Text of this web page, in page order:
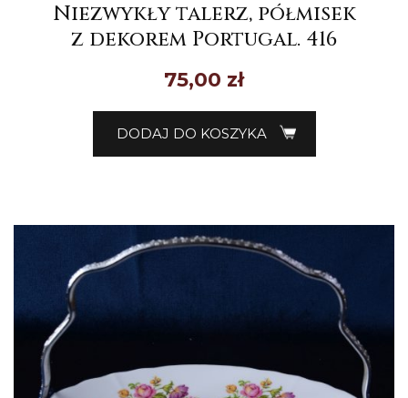
Niezwykły talerz, półmisek
z dekorem Portugal. 416
75,00 zł
DODAJ DO KOSZYKA